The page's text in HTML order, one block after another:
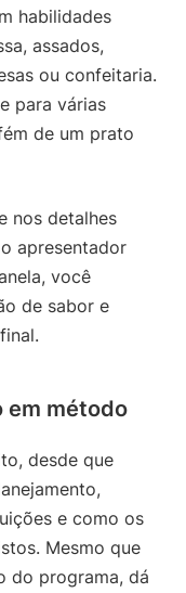
habilidades
assados,
ou confeitaria.
para várias
de um prato
nos detalhes
apresentador
você
de sabor e
em método
desde que
e como os
Mesmo que
do programa, dá